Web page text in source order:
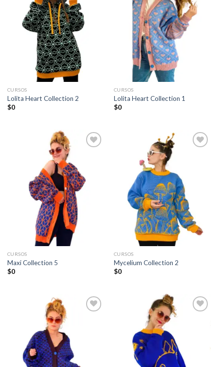
Añadir
lista de
deseos
CURSOS
Lolita Heart Collection 2
$0
Añadir
a la
lista de
deseos
CURSOS
Lolita Heart Collection 1
$0
a la
lista de
deseos
CURSOS
Maxi Collection 5
$0
CURSOS
Mycelium Collection 2
$0